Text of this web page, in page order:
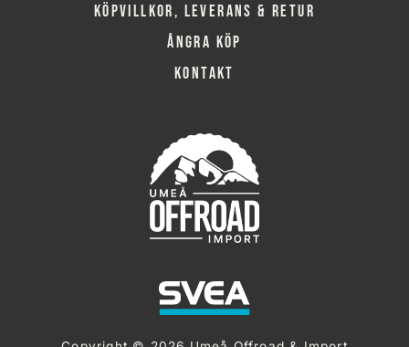
Köpvillkor, leverans & retur
Ångra köp
Kontakt